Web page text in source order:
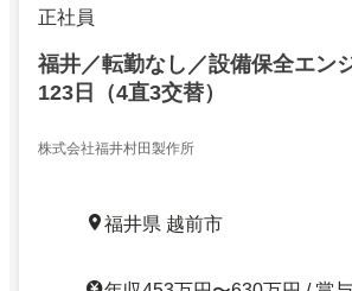
正社員
福井／転勤なし／設備保全エン
123日（4直3交替）
株式会社福井村田製作所
福井県 越前市